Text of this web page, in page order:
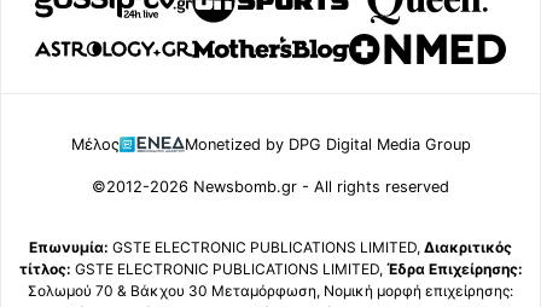
Μέλος Monetized by DPG Digital Media Group
©2012-2026 Newsbomb.gr - All rights reserved
Επωνυμία: GSTE ELECTRONIC PUBLICATIONS LIMITED, Διακριτικός
τίτλος: GSTE ELECTRONIC PUBLICATIONS LIMITED, Έδρα Επιχείρησης:
Σολωμού 70 & Βάκχου 30 Μεταμόρφωση, Νομική μορφή επιχείρησης: